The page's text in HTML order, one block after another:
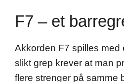
F7 – et
Akkorden F7 spilles med
slikt grep krever at man
flere strenger på samme